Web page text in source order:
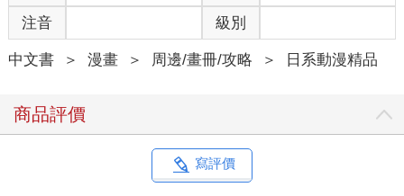
注音 級別
中文書 ＞ 漫畫 ＞ 周邊/畫冊/攻略 ＞ 日系動漫精品
商品評價
寫評價